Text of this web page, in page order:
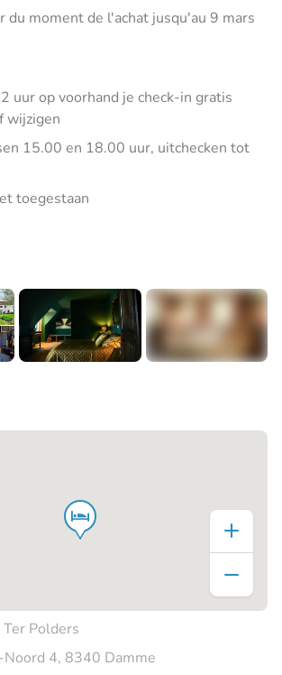
du moment de l'achat jusqu'au 9 mars
uur op voorhand je check-in gratis
wijzigen
15.00 en 18.00 uur, uitchecken tot
toegestaan
Polders
Noord 4, 8340 Damme